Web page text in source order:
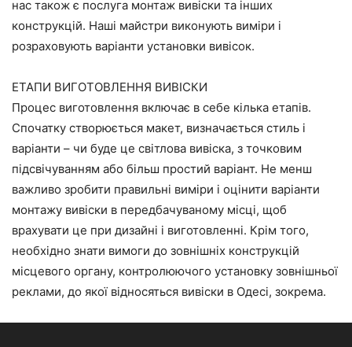
нас також є послуга монтаж вивіски та інших
конструкцій. Наші майстри виконують виміри і
розраховують варіанти установки вивісок.
ЕТАПИ ВИГОТОВЛЕННЯ ВИВІСКИ
Процес виготовлення включає в себе кілька етапів.
Спочатку створюється макет, визначається стиль і
варіанти – чи буде це світлова вивіска, з точковим
підсвічуванням або більш простий варіант. Не менш
важливо зробити правильні виміри і оцінити варіанти
монтажу вивіски в передбачуваному місці, щоб
врахувати це при дизайні і виготовленні. Крім того,
необхідно знати вимоги до зовнішніх конструкцій
місцевого органу, контролюючого установку зовнішньої
реклами, до якої відносяться вивіски в Одесі, зокрема.